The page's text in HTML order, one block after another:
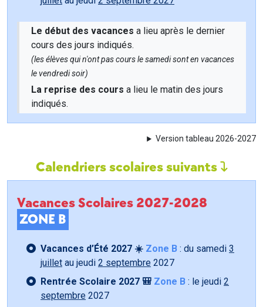
Le début des vacances a lieu après le dernier
cours des jours indiqués.
(les élèves qui n'ont pas cours le samedi sont en vacances
le vendredi soir)
La reprise des cours a lieu le matin des jours
indiqués.
Version tableau 2026-2027
Calendriers scolaires suivants
Vacances Scolaires 2027-2028
ZONE B
Vacances d’Été 2027 ☀️ Zone B : du samedi 3
juillet au jeudi 2 septembre 2027
Rentrée Scolaire 2027 🎒 Zone B : le jeudi 2
septembre 2027